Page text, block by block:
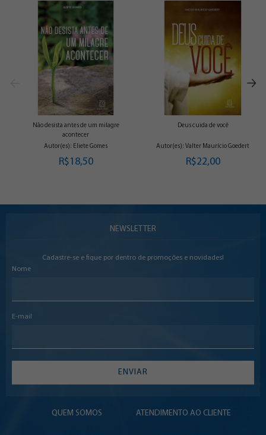
Não desista antes de um milagre
acontecer
Autor(es): Eliete Gomes
R$18,50
Deus cuida de você
Autor(es): Valter Maurício Goedert
R$22,00
NEWSLETTER
Cadastre-se e fique por dentro de promoções e novidades!
Nome
E-mail
ENVIAR
QUEM SOMOS ATENDIMENTO AO CLIENTE